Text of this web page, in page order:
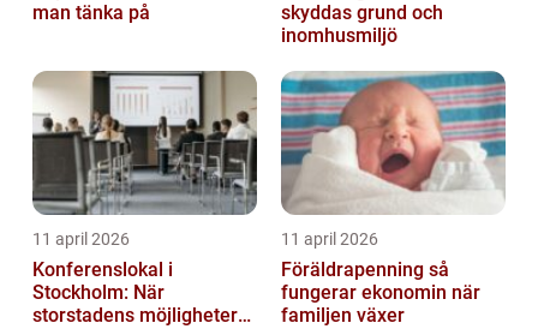
man tänka på
skyddas grund och
inomhusmiljö
11 april 2026
Konferenslokal i
Stockholm: När
storstadens möjligheter
11 april 2026
Föräldrapenning så
fungerar ekonomin när
familjen växer